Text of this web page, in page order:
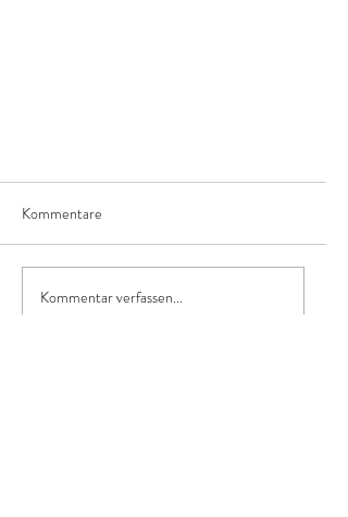
Kommentare
Kommentar verfassen...